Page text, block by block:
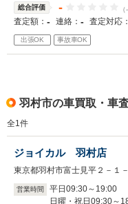
総合評価 -
査定額： - 連絡： - 査定対応：
出張OK 事故車OK
羽村市の車買取・車
全1件
ジョイカル 羽村店
東京都羽村市富士見平２－１
営業時間 平日09:30～ 19:00
日曜・祝日09:30～